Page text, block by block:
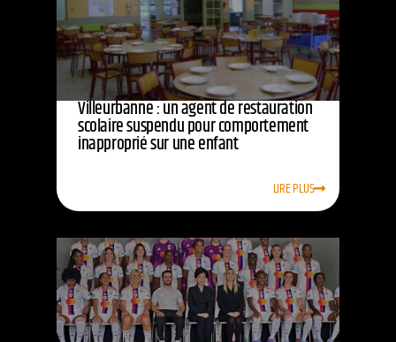
Villeurbanne : un agent de restauration
scolaire suspendu pour comportement
inapproprié sur une enfant
LIRE PLUS